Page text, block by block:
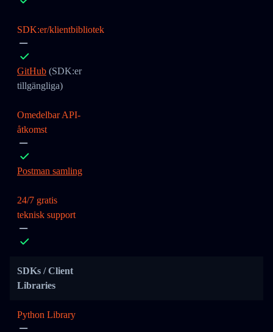
SDK:er/klientbibliotek
GitHub (SDK:er
tillgängliga)
Omedelbar API-
åtkomst
Postman samling
24/7 gratis
teknisk support
SDKs / Client
Libraries
Python Library